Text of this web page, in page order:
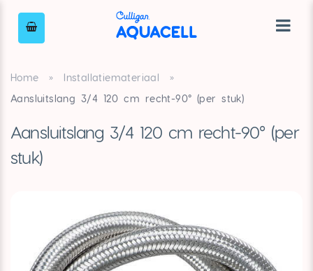
Home » Installatiemateriaal
»
Aansluitslang 3/4 120 cm recht-90° (per stuk)
Aansluitslang 3/4 120 cm recht-90° (per
stuk)